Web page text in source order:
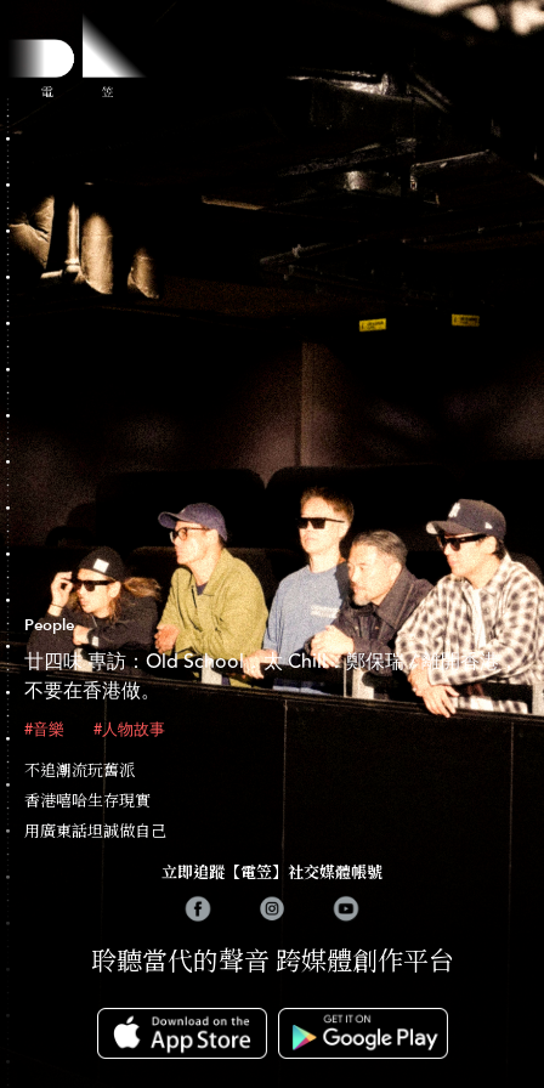
People
廿四味 專訪：Old School．太 Chill．鄭保瑞 / 離開香港，
不要在香港做。
#音樂 #人物故事
不追潮流玩舊派
香港嘻哈生存現實
用廣東話坦誠做自己
立即追蹤【電笠】社交媒體帳號
聆聽當代的聲音 跨媒體創作平台